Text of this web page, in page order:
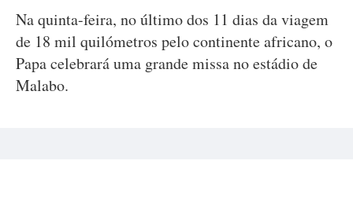
Na quinta-feira, no último dos 11 dias da viagem
de 18 mil quilómetros pelo continente africano, o
Papa celebrará uma grande missa no estádio de
Malabo.